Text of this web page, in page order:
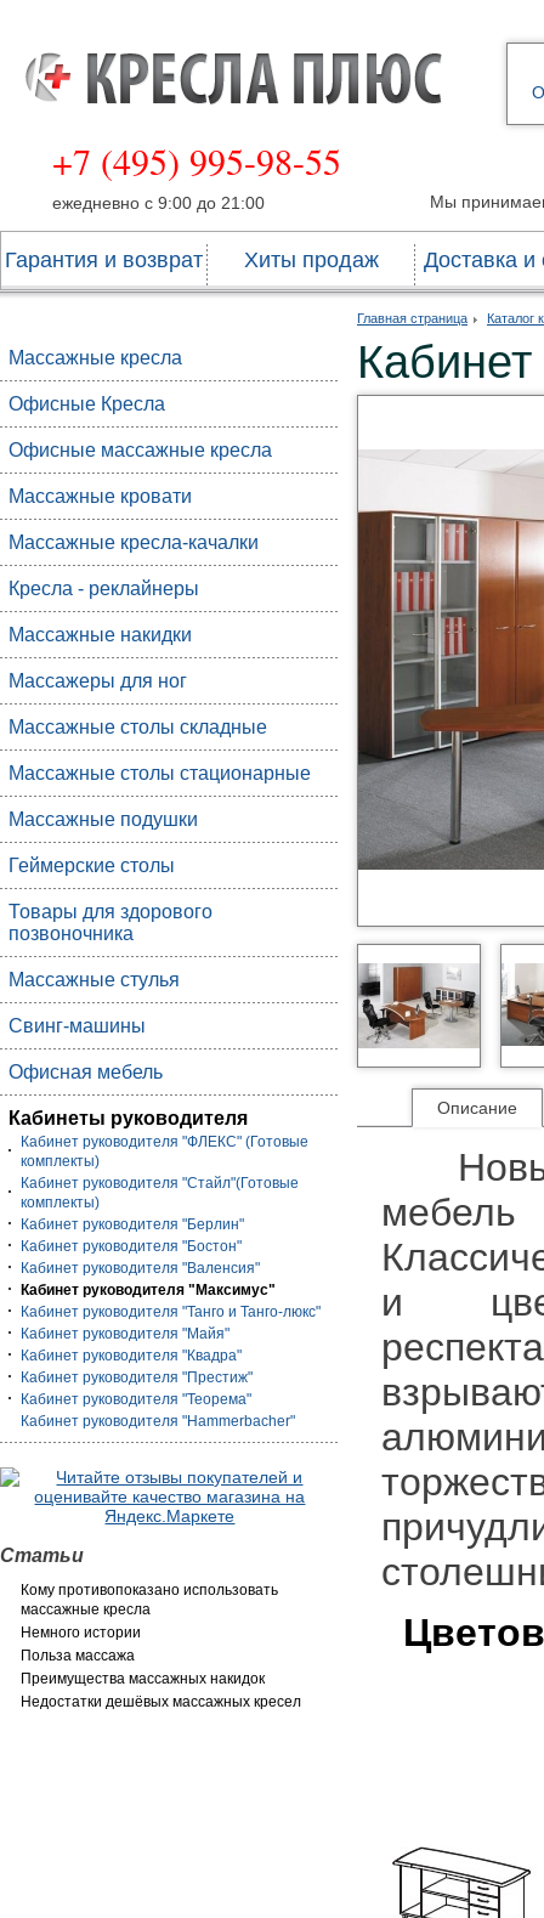
+7 (495) 995-98-55
ежедневно с 9:00 до 21:00 Мы
Гарантия и возврат Хиты продаж Доставка и
Массажные кресла
Офисные Кресла
Офисные массажные кресла
Массажные кровати
Массажные кресла-качалки
Кресла - реклайнеры
Массажные накидки
Массажеры для ног
Массажные столы складные
Массажные столы стационарные
Массажные подушки
Геймерские столы
Товары для здорового
позвоночника
Массажные стулья
Свинг-машины
Офисная мебель
Кабинеты руководителя
Кабинет руководителя "ФЛЕКС" (Готовые
комплекты)
Кабинет руководителя "Стайл"(Готовые
комплекты)
Кабинет руководителя "Берлин"
Кабинет руководителя "Бостон"
Кабинет руководителя "Валенсия"
Кабинет руководителя "Максимус"
Кабинет руководителя "Танго и Танго-люкс"
Кабинет руководителя "Майя"
Кабинет руководителя "Квадра"
Кабинет руководителя "Престиж"
Кабинет руководителя "Теорема"
Кабинет руководителя "Hammerbacher"
Статьи
Кому противопоказано использовать
массажные кресла
Немного истории
Польза массажа
Преимущества массажных накидок
Недостатки дешёвых массажных кресел
Главная страница Каталог
Описание
и